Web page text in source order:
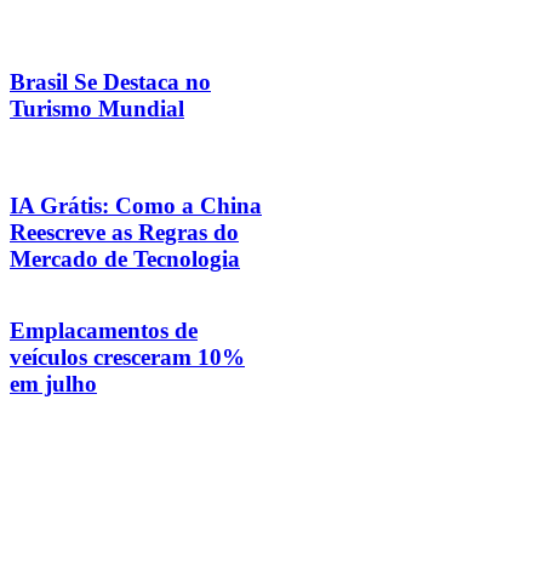
Brasil Se Destaca no
Turismo Mundial
IA Grátis: Como a China
Reescreve as Regras do
Mercado de Tecnologia
Emplacamentos de
veículos cresceram 10%
em julho